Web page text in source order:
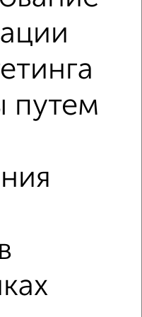
микрорайон ДЗФС
этаж
санузлом
до 30 м²
путем